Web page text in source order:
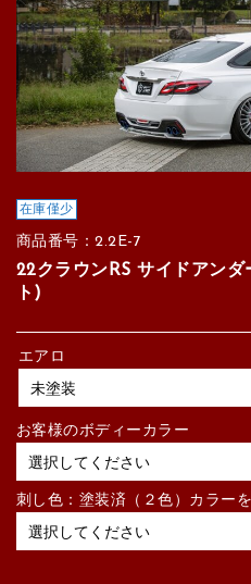
在庫僅少
商品番号：2.2E-7
22クラウンRS サイドアンダ
ト)
エアロ
お客様のボディーカラー
刺し色：塗装済（２色）カラー